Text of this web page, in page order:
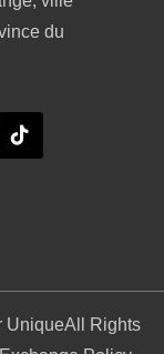
du
UniqueAll Rights